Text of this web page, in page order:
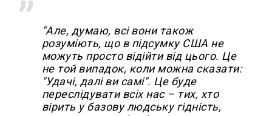
"Але, думаю, всі вони також
розуміють, що в підсумку США не
можуть просто відійти від цього. Це
не той випадок, коли можна сказати:
"Удачі, далі ви самі". Це буде
переслідувати всіх нас – тих, хто
вірить у базову людську гідність,